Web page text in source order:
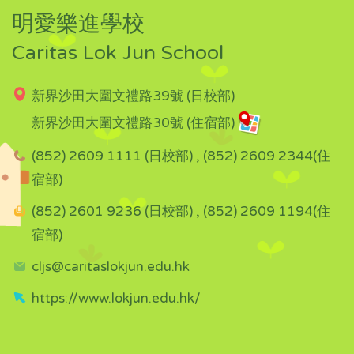
明愛樂進學校
Caritas Lok Jun School
新界沙田大圍文禮路39號 (日校部)
新界沙田大圍文禮路30號 (住宿部)
(852) 2609 1111 (日校部) , (852) 2609 2344(住
宿部)
(852) 2601 9236 (日校部) , (852) 2609 1194(住
宿部)
cljs@caritaslokjun.edu.hk
https://www.lokjun.edu.hk/